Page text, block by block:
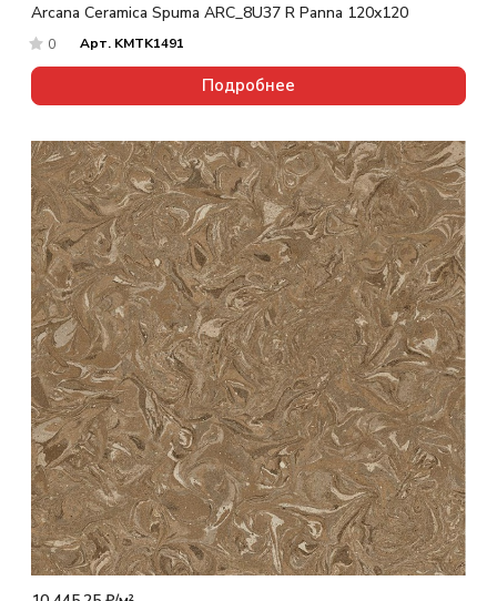
Arcana Ceramica Spuma ARC_8U37 R Panna 120x120
0 Арт. KMTK1491
Подробнее